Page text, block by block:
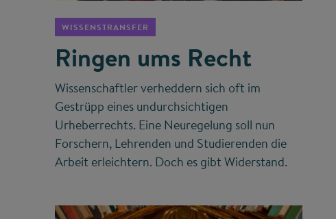
WISSENSTRANSFER
Ringen ums Recht
Wissenschaftler verheddern sich oft im
Gestrüpp eines undurchsichtigen
Urheberrechts. Eine Neuregelung soll nun
Forschern, Lehrenden und Studierenden die
Arbeit erleichtern. Doch es gibt Widerstand.